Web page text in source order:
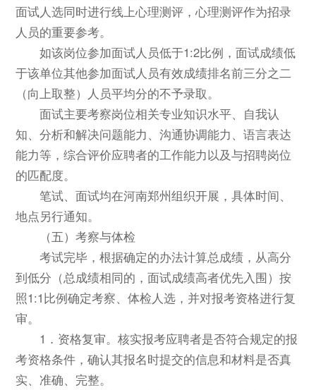
面试人选同时进行线上心理测评，心理测评作为招录
人员的重要参考。
如该岗位参加面试人员低于1:2比例，面试成绩低
于该单位其他参加面试人员有效成绩排名前三分之二
（向上取整）人员平均分的不予录取。
面试主要考察岗位相关专业知识水平、自我认
知、分析和解决问题能力、沟通协调能力、语言表达
能力等，综合评价应聘者的工作能力以及与招聘岗位
的匹配度。
笔试、面试均在河南郑州组织开展，具体时间、
地点另行通知。
（五）考察与体检
考试完毕，根据确定的办法计算总成绩，从高分
到低分（总成绩相同的，面试成绩高者优先入围）按
照1:1比例确定考察、体检人选，并对报考资格进行复
审。
1．资格复审。核实报考应聘者是否符合规定的报
考资格条件，确认其报名时提交的信息和材料是否真
实、准确、完整。